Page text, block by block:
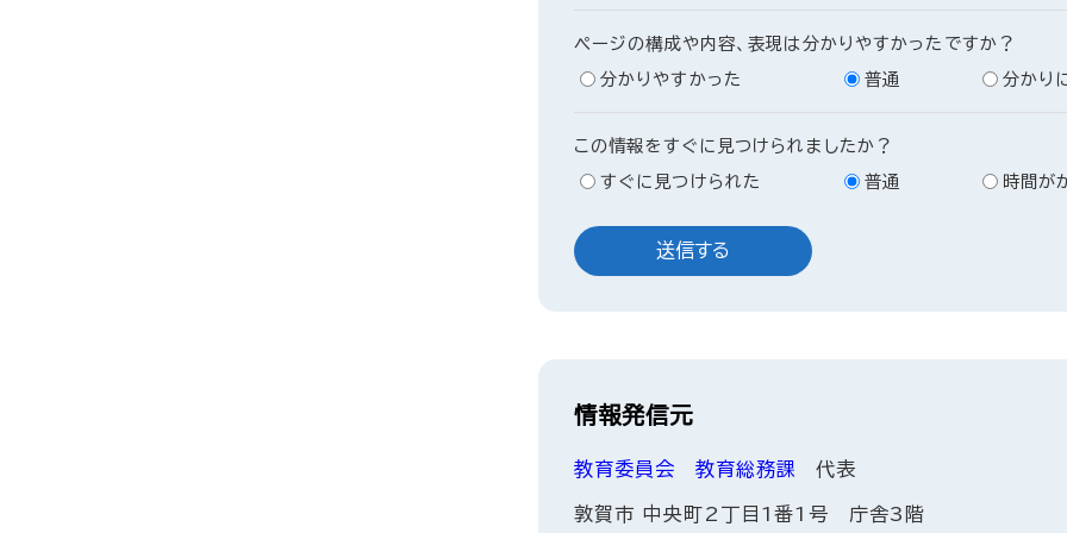
ページの構成や内容、表現は分かりやすかったですか？
分かりやすかった
普通 分かり
この情報をすぐに見つけられましたか？
すぐに見つけられた
普通 時間が
情報発信元
教育委員会 教育総務課 代表
敦賀市 中央町2丁目1番1号 庁舎3階